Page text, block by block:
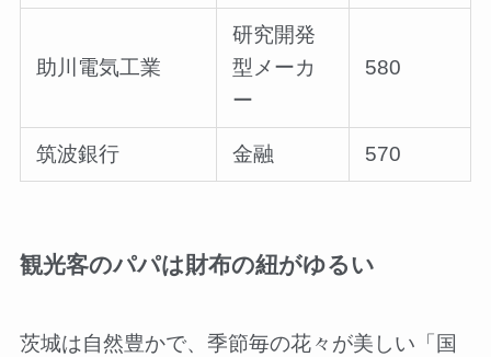
助川電気工業
研究開発
型メーカ
ー
580
筑波銀行 金融 570
観光客のパパは財布の紐がゆるい
茨城は自然豊かで、季節毎の花々が美しい「国